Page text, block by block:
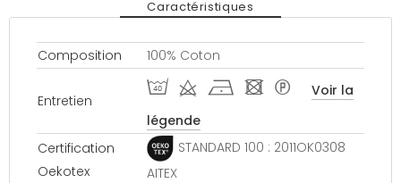
Caractéristiques
Composition 100% Coton
Entretien
I d h - *
Voir la
légende
Certification
Oekotex
STANDARD 100 : 2011OK0308
AITEX